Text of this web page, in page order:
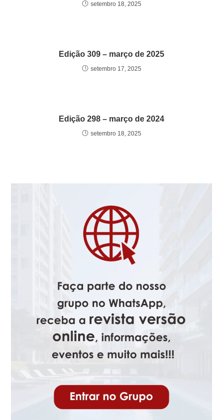
setembro 18, 2025
Edição 309 – março de 2025
setembro 17, 2025
Edição 298 – março de 2024
setembro 18, 2025